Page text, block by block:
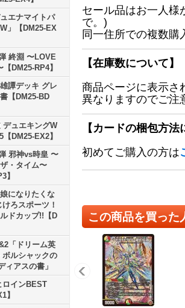
エナマイトパ
」【DM25-EX
終淵 〜LOVE
DM25-RP4】
譚デッキ グレ
【DM25-BD
デュエキングW
【DM25-EX2】
邪神vs時皇 〜
・タイム〜
】
娘になりたくな
ろスポーツ！
ドカップ!!【D
「ドリーム英
ボルシャックの
ィアスの書」
ロインBEST
】
セール品はお一人様
で。)
同一住所での複数購
【在庫数について】
商品ページに表示さ
異なりますのでご注
【カードの梱包方法
初めてご購入の方は
この商品を買った